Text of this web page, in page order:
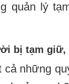
quản lý
bị tạm
cả những